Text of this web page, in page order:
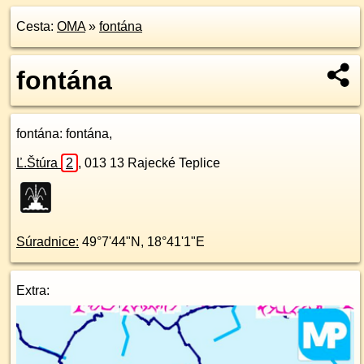
Cesta: OMA» fontána
fontána
fontána: fontána,
Ľ.Štúra 2 , 013 13 Rajecké Teplice
Súradnice: 49°7'44"N , 18°41'1"E
Extra: